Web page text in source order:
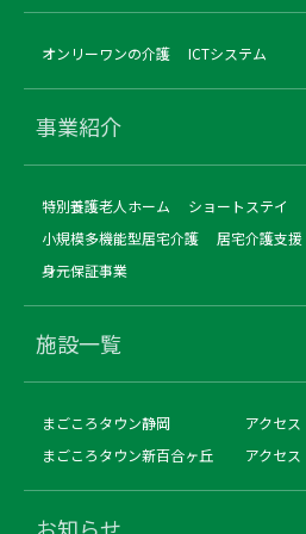
オンリーワンの介護 ICTシステム
事業紹介
特別養護老人ホーム ショートステイ
小規模多機能型居宅介護
居宅介護支援
身元保証事業
施設一覧
まごころタウン静岡
アクセス
まごころタウン新百合ヶ丘
アクセス